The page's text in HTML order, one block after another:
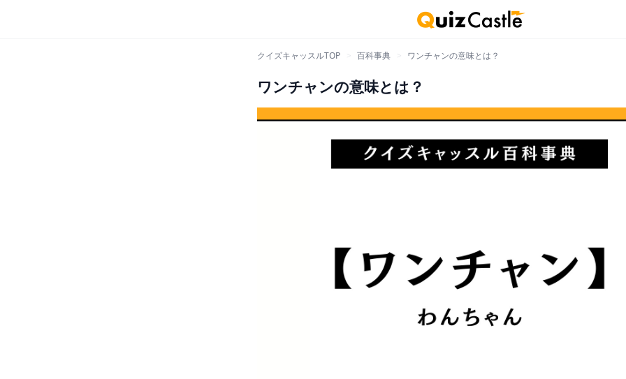
クイズキャッスルTOP 百科事典 ワンチャンの意味とは？
ワンチャンの意味とは？